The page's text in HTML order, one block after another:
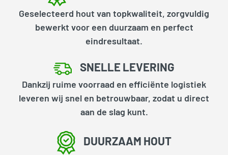
Geselecteerd hout van topkwaliteit, zorgvuldig
bewerkt voor een duurzaam en perfect
eindresultaat.
SNELLE LEVERING
Dankzij ruime voorraad en efficiënte logistiek
leveren wij snel en betrouwbaar, zodat u direct
aan de slag kunt.
DUURZAAM HOUT